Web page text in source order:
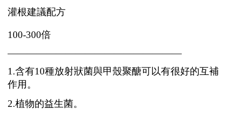
灌根建議配方
100-300倍
——————————————————
1.含有10種放射狀菌與甲殼聚醣可以有很好的互補
作用。
2.植物的益生菌。